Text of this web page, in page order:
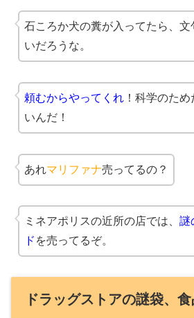
石ころか犬の糞が入ってたら、文
いだろうな。
頼むからやってくれ ！科学のた
いんだ！
あれマリファナ売ってるの？
ミネアポリスの近所の店では、 謎
ド を売ってるぞ。
ドラッグストアの謎袋、